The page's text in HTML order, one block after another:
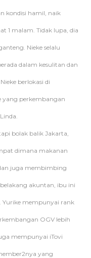
kondisi hamil, naik
1 malam. Tidak lupa, dia
Nieke selalu
dalam kesulitan dan
berlokasi di
yang perkembangan
bolak balik Jakarta,
dimana makanan
juga membimbing
akuntan, ibu ini
Yurike mempunyai rank
OGV lebih
mempunyai iTovi
yang